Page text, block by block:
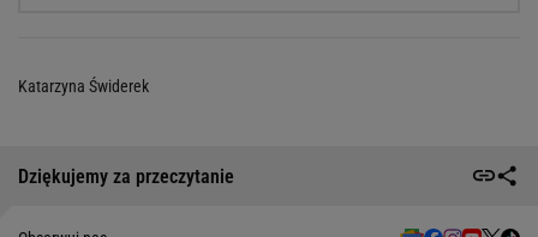
Katarzyna Świderek
Dziękujemy za przeczytanie